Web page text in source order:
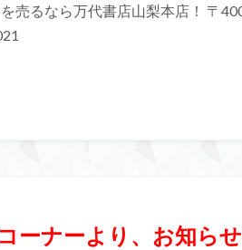
売るなら万代書店山梨本店！ 〒
ーナーより、お知ら